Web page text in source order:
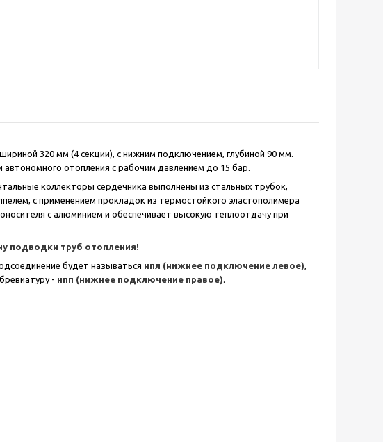
320 мм (4 секции), с нижним подключением, глубиной 90 мм.
отопления с рабочим давлением до 15 бар.
коллекторы сердечника выполнены из стальных трубок,
с применением прокладок из термостойкого эластополимера
с алюминием и обеспечивает высокую теплоотдачу при
подводки труб отопления!
будет называться нпл (нижнее подключение левое),
- нпп (нижнее подключение правое).